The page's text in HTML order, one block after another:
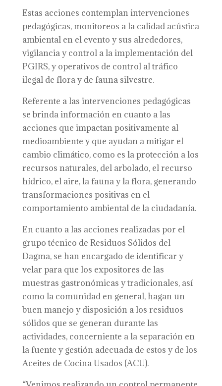
Estas acciones contemplan intervenciones
pedagógicas, monitoreos a la calidad acústica
ambiental en el evento y sus alrededores,
vigilancia y control a la implementación del
PGIRS, y operativos de control al tráfico
ilegal de flora y de fauna silvestre.
Referente a las intervenciones pedagógicas
se brinda información en cuanto a las
acciones que impactan positivamente al
medioambiente y que ayudan a mitigar el
cambio climático, como es la protección a los
recursos naturales, del arbolado, el recurso
hídrico, el aire, la fauna y la flora, generando
transformaciones positivas en el
comportamiento ambiental de la ciudadanía.
En cuanto a las acciones realizadas por el
grupo técnico de Residuos Sólidos del
Dagma, se han encargado de identificar y
velar para que los expositores de las
muestras gastronómicas y tradicionales, así
como la comunidad en general, hagan un
buen manejo y disposición a los residuos
sólidos que se generan durante las
actividades, concerniente a la separación en
la fuente y gestión adecuada de estos y de los
Aceites de Cocina Usados (ACU).